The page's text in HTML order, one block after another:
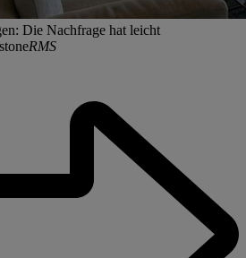
Die Nachfrage hat leicht
RMS